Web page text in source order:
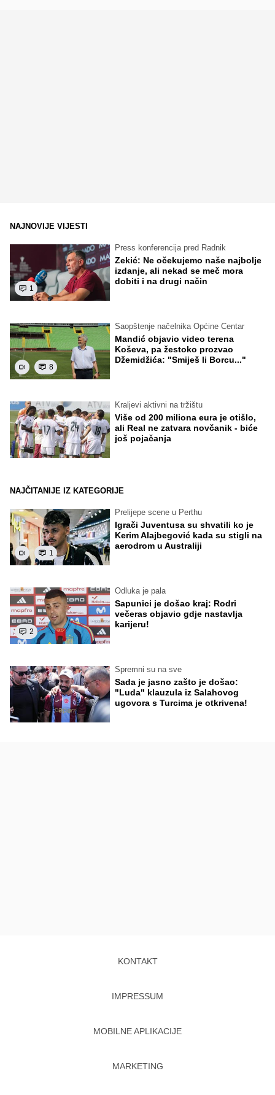
NAJNOVIJE VIJESTI
1
Press konferencija pred Radnik
Zekić: Ne očekujemo naše najbolje
izdanje, ali nekad se meč mora
dobiti i na drugi način
8
Saopštenje načelnika Općine Centar
Mandić objavio video terena
Koševa, pa žestoko prozvao
Džemidžića: "Smiješ li Borcu..."
Kraljevi aktivni na tržištu
Više od 200 miliona eura je otišlo,
ali Real ne zatvara novčanik - biće
još pojačanja
NAJČITANIJE IZ KATEGORIJE
1
Prelijepe scene u Perthu
Igrači Juventusa su shvatili ko je
Kerim Alajbegović kada su stigli na
aerodrom u Australiji
2
Odluka je pala
Sapunici je došao kraj: Rodri
večeras objavio gdje nastavlja
karijeru!
Spremni su na sve
Sada je jasno zašto je došao:
"Luda" klauzula iz Salahovog
ugovora s Turcima je otkrivena!
KONTAKT
IMPRESSUM
MOBILNE APLIKACIJE
MARKETING